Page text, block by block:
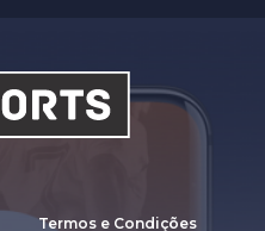
Termos e Condições